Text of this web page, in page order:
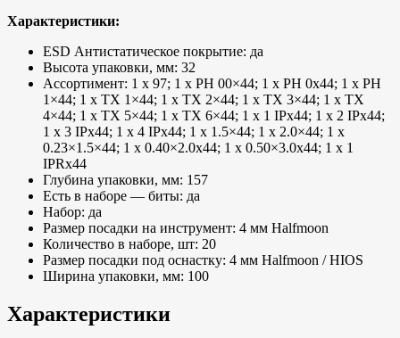
Характеристики:
ESD Антистатическое покрытие: да
Высота упаковки, мм: 32
Ассортимент: 1 x 97; 1 x PH 00×44; 1 x PH 0x44; 1 x PH
1×44; 1 x TX 1×44; 1 x TX 2×44; 1 x TX 3×44; 1 x TX
4×44; 1 x TX 5×44; 1 x TX 6×44; 1 x 1 IPx44; 1 x 2 IPx44;
1 x 3 IPx44; 1 x 4 IPx44; 1 x 1.5×44; 1 x 2.0×44; 1 x
0.23×1.5×44; 1 x 0.40×2.0x44; 1 x 0.50×3.0x44; 1 x 1
IPRx44
Глубина упаковки, мм: 157
Есть в наборе — биты: да
Набор: да
Размер посадки на инструмент: 4 мм Halfmoon
Количество в наборе, шт: 20
Размер посадки под оснастку: 4 мм Halfmoon / HIOS
Ширина упаковки, мм: 100
Характеристики